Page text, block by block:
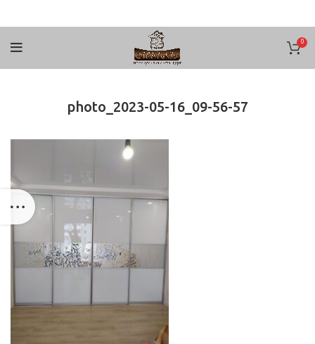
0
photo_2023-05-16_09-56-57